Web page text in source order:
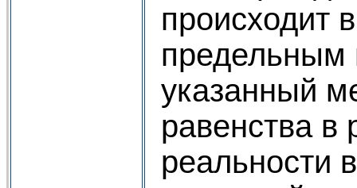
происходит
предельным
указанный
равенства в
реальности